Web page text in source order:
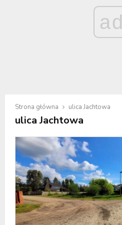
ad
Strona główna ulica Jachtowa
ulica Jachtowa